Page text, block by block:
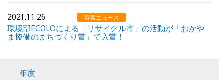
2021.11.26 新着ニュース
環境部ECOLOによる「リサイクル市」の活動が「おかや
ま協働のまちづくり賞」で入賞！
年度